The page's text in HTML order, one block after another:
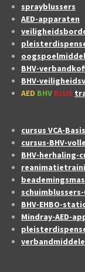
sprayblussers
AED-apparaten
BHV-
BHV-
AED BHV BLUS
cursus VCA-
cursus-BHV-
BHV-herhaling-
BHV-EHBO-
Mindray-AED-